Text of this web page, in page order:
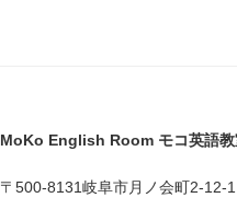
ョ
ン
MoKo English Room モコ英語教
〒500-8131岐阜市月ノ会町2-12-1